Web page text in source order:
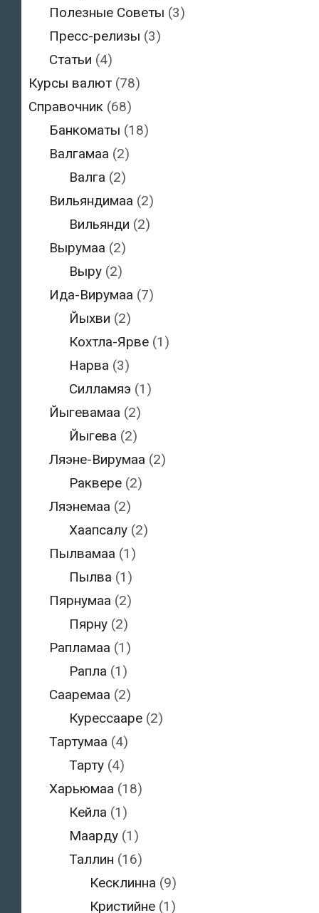
Полезные Советы (3)
Пресс-релизы (3)
Статьи (4)
Курсы валют (78)
Справочник (68)
Банкоматы (18)
Валгамаа (2)
Валга (2)
Вильяндимаа (2)
Вильянди (2)
Вырумаа (2)
Выру (2)
Ида-Вирумаа (7)
Йыхви (2)
Кохтла-Ярве (1)
Нарва (3)
Силламяэ (1)
Йыгевамаа (2)
Йыгева (2)
Ляэне-Вирумаа (2)
Раквере (2)
Ляэнемаа (2)
Хаапсалу (2)
Пылвамаа (1)
Пылва (1)
Пярнумаа (2)
Пярну (2)
Рапламаа (1)
Рапла (1)
Сааремаа (2)
Курессааре (2)
Тартумаа (4)
Тарту (4)
Харьюмаа (18)
Кейла (1)
Маарду (1)
Таллин (16)
Кесклинна (9)
Кристийне(1)